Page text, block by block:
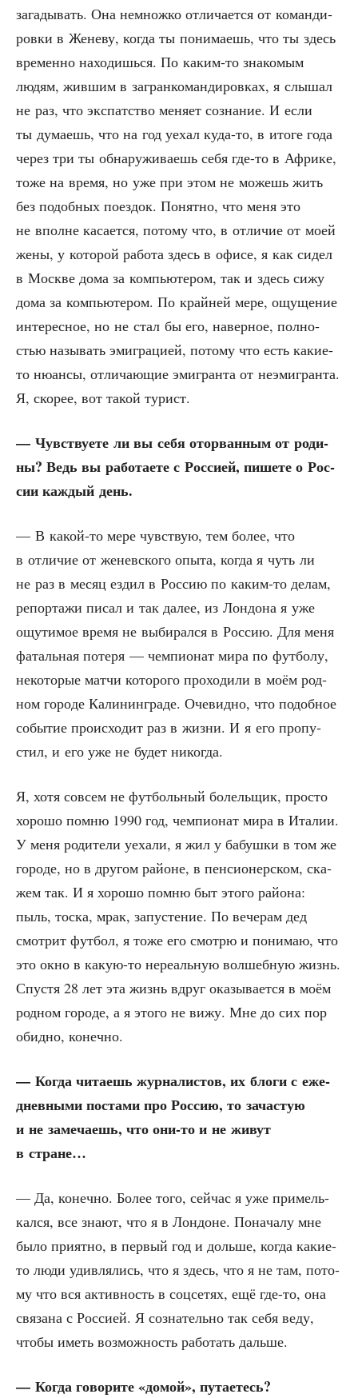
зага­ды­вать. Она немнож­ко отли­ча­ет­ся от коман­ди­
ров­ки в Жене­ву, когда ты пони­ма­ешь, что ты здесь
вре­мен­но нахо­дишь­ся. По каким-то зна­ко­мым
людям, жив­шим в загран­ко­ман­ди­ров­ках, я слы­шал
не раз, что экс­пат­ство меня­ет созна­ние. И если
ты дума­ешь, что на год уехал куда-то, в ито­ге года
через три ты обна­ру­жи­ва­ешь себя где-то в Афри­ке,
тоже на вре­мя, но уже при этом не можешь жить
без подоб­ных поез­док. Понят­но, что меня это
не вполне каса­ет­ся, пото­му что, в отли­чие от моей
жены, у кото­рой рабо­та здесь в офи­се, я как сидел
в Москве дома за ком­пью­те­ром, так и здесь сижу
дома за ком­пью­те­ром. По край­ней мере, ощу­ще­ние
инте­рес­ное, но не стал бы его, навер­ное, пол­но­
стью назы­вать эми­гра­ци­ей, пото­му что есть какие-
то нюан­сы, отли­ча­ю­щие эми­гран­та от неэми­гран­та.
Я, ско­рее, вот такой турист.
— Чув­ству­е­те ли вы себя ото­рван­ным от роди­
ны? Ведь вы рабо­та­е­те с Рос­си­ей, пише­те о Рос­
сии каж­дый день.
— В какой-то мере чув­ствую, тем более, что
в отли­чие от женев­ско­го опы­та, когда я чуть ли
не раз в месяц ездил в Рос­сию по каким-то делам,
репор­та­жи писал и так далее, из Лон­до­на я уже
ощу­ти­мое вре­мя не выби­рал­ся в Рос­сию. Для меня
фаталь­ная поте­ря — чем­пи­о­нат мира по фут­бо­лу,
неко­то­рые мат­чи кото­ро­го про­хо­ди­ли в моём род­
ном горо­де Кали­нин­гра­де. Оче­вид­но, что подоб­ное
собы­тие про­ис­хо­дит раз в жиз­ни. И я его про­пу­
стил, и его уже не будет никогда.
Я, хотя совсем не фут­боль­ный болель­щик, про­сто
хоро­шо пом­ню 1990 год, чем­пи­о­нат мира в Ита­лии.
У меня роди­те­ли уеха­ли, я жил у бабуш­ки в том же
горо­де, но в дру­гом рай­оне, в пен­си­о­нер­ском, ска­
жем так. И я хоро­шо пом­ню быт это­го рай­о­на:
пыль, тос­ка, мрак, запу­сте­ние. По вече­рам дед
смот­рит фут­бол, я тоже его смот­рю и пони­маю, что
это окно в какую-то нере­аль­ную вол­шеб­ную жизнь.
Спу­стя 28 лет эта жизнь вдруг ока­зы­ва­ет­ся в моём
род­ном горо­де, а я это­го не вижу. Мне до сих пор
обид­но, конечно.
— Когда чита­ешь жур­на­ли­стов, их бло­ги с еже­
днев­ны­ми поста­ми про Рос­сию, то зача­стую
и не заме­ча­ешь, что они-то и не живут
в стране…
— Да, конеч­но. Более того, сей­час я уже при­мель­
кал­ся, все зна­ют, что я в Лон­доне. Пона­ча­лу мне
было при­ят­но, в пер­вый год и доль­ше, когда какие-
то люди удив­ля­лись, что я здесь, что я не там, пото­
му что вся актив­ность в соц­се­тях, ещё где-то, она
свя­за­на с Рос­си­ей. Я созна­тель­но так себя веду,
что­бы иметь воз­мож­ность рабо­тать дальше.
— Когда гово­ри­те «домой», путаетесь?